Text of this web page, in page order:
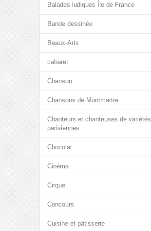
Balades ludiques Île de France
Bande dessinée
Beaux-Arts
cabaret
Chanson
Chansons de Montmartre
Chanteurs et chanteuses de variétés
parisiennes
Chocolat
Cinéma
Cirque
Concours
Cuisine et pâtisserie